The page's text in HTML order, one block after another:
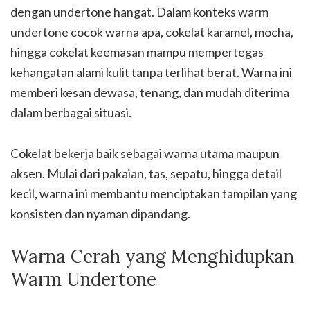
dengan undertone hangat. Dalam konteks warm
undertone cocok warna apa, cokelat karamel, mocha,
hingga cokelat keemasan mampu mempertegas
kehangatan alami kulit tanpa terlihat berat. Warna ini
memberi kesan dewasa, tenang, dan mudah diterima
dalam berbagai situasi.
Cokelat bekerja baik sebagai warna utama maupun
aksen. Mulai dari pakaian, tas, sepatu, hingga detail
kecil, warna ini membantu menciptakan tampilan yang
konsisten dan nyaman dipandang.
Warna Cerah yang Menghidupkan
Warm Undertone